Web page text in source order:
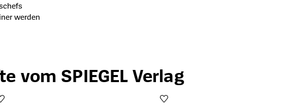
werden
vom SPIEGEL Verlag